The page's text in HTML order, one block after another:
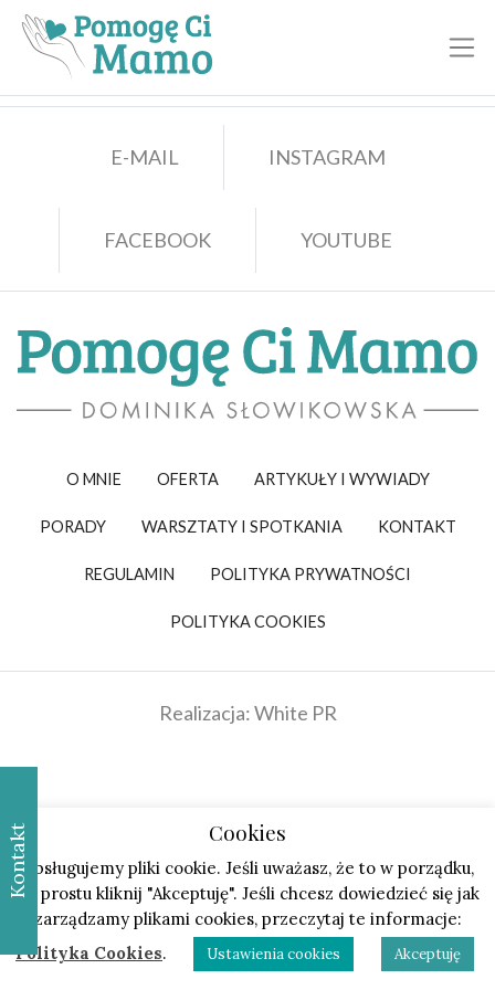
E-MAIL INSTAGRAM
FACEBOOK YOUTUBE
O MNIE OFERTA ARTYKUŁY I WYWIADY
PORADY WARSZTATY I SPOTKANIA KONTAKT
REGULAMIN POLITYKA PRYWATNOŚCI
POLITYKA COOKIES
Realizacja: White PR
Cookies
Obsługujemy pliki cookie. Jeśli uważasz, że to w porządku,
po prostu kliknij "Akceptuję". Jeśli chcesz dowiedzieć się jak
zarządzamy plikami cookies, przeczytaj te informacje:
Polityka Cookies. Ustawienia cookies Akceptuję
Kontakt